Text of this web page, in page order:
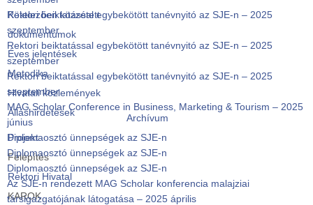
Kötelezően közzétett
dokumentumok
Éves jelentések
Metodika
Hivatali közlemények
Álláshirdetések
Archívum
Projekt
Felépítés
Rektori Hivatal
KAROK
Rektori beiktatással egybekötött tanévnyitó az SJE-n – 2025
szeptember
Rektori beiktatással egybekötött tanévnyitó az SJE-n – 2025
szeptember
Rektori beiktatással egybekötött tanévnyitó az SJE-n – 2025
szeptember
MAG Scholar Conference in Business, Marketing & Tourism – 2025
június
Diplomaosztó ünnepségek az SJE-n
Diplomaosztó ünnepségek az SJE-n
Diplomaosztó ünnepségek az SJE-n
Az SJE-n rendezett MAG Scholar konferencia malajziai
társigazgatójának látogatása – 2025 április